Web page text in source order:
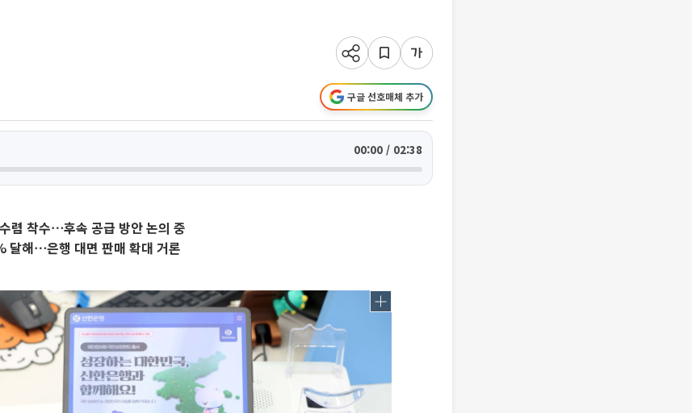
구글 선호매체 추가
00:00 / 02:38
렴 착수⋯후속 공급 방안 논의 중
달해⋯은행 대면 판매 확대 거론